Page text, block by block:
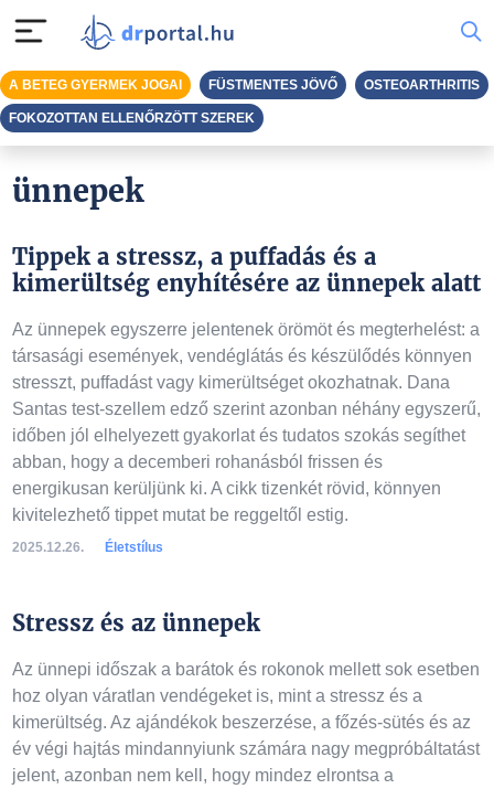
ünnepek
Tippek a stressz, a puffadás és a
kimerültség enyhítésére az ünnepek alatt
Az ünnepek egyszerre jelentenek örömöt és megterhelést: a
társasági események, vendéglátás és készülődés könnyen
stresszt, puffadást vagy kimerültséget okozhatnak. Dana
Santas test-szellem edző szerint azonban néhány egyszerű,
időben jól elhelyezett gyakorlat és tudatos szokás segíthet
abban, hogy a decemberi rohanásból frissen és
energikusan kerüljünk ki. A cikk tizenkét rövid, könnyen
kivitelezhető tippet mutat be reggeltől estig.
2025.12.26. Életstílus
Stressz és az ünnepek
Az ünnepi időszak a barátok és rokonok mellett sok esetben
hoz olyan váratlan vendégeket is, mint a stressz és a
kimerültség. Az ajándékok beszerzése, a főzés-sütés és az
év végi hajtás mindannyiunk számára nagy megpróbáltatást
jelent, azonban nem kell, hogy mindez elrontsa a
A BETEG GYERMEK JOGAI FÜSTMENTES JÖVŐ OSTEOARTHRITIS
FOKOZOTTAN ELLENŐRZÖTT SZEREK